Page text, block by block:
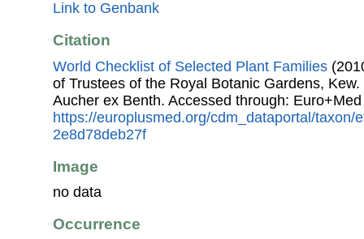
Link to Genbank
Citation
World Checklist of Selected Plant Families
of Trustees of the Royal Botanic Gardens, Kew.
Aucher ex Benth. Accessed through:
https://europlusmed.org/cdm_dataportal/taxon/
2e8d78deb27f
Image
no data
Occurrence